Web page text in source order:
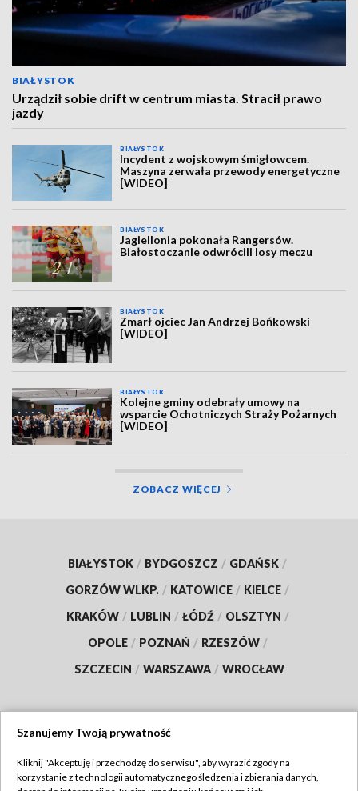
BIAŁYSTOK
Urządził sobie drift w centrum miasta. Stracił prawo
jazdy
BIAŁYSTOK
Incydent z wojskowym śmigłowcem.
Maszyna zerwała przewody energetyczne
[WIDEO]
BIAŁYSTOK
Jagiellonia pokonała Rangersów.
Białostoczanie odwrócili losy meczu
BIAŁYSTOK
Zmarł ojciec Jan Andrzej Bońkowski
[WIDEO]
BIAŁYSTOK
Kolejne gminy odebrały umowy na
wsparcie Ochotniczych Straży Pożarnych
[WIDEO]
ZOBACZ WIĘCEJ
BIAŁYSTOK / BYDGOSZCZ / GDAŃSK /
GORZÓW WLKP. / KATOWICE / KIELCE /
KRAKÓW / LUBLIN / ŁÓDŹ / OLSZTYN /
OPOLE / POZNAŃ / RZESZÓW /
SZCZECIN / WARSZAWA / WROCŁAW
TVP
Szanujemy Twoją prywatność
Kliknij "Akceptuję i przechodzę do serwisu", aby wyrazić zgody na
korzystanie z technologii automatycznego śledzenia i zbierania danych,